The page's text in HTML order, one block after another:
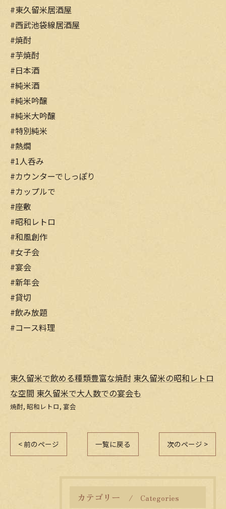
#東久留米居酒屋
#西武池袋線居酒屋
#焼酎
#芋焼酎
#日本酒
#純米酒
#純米吟醸
#純米大吟醸
#特別純米
#熱燗
#1人呑み
#カウンターでしっぽり
#カップルで
#座敷
#昭和レトロ
#和風創作
#女子会
#宴会
#新年会
#貸切
#飲み放題
#コース料理
東久留米で飲める種類豊富な焼酎 東久留米の昭和レトロ
な空間 東久留米で大人数での宴会も
焼酎 昭和レトロ 宴会
< 前のページ 一覧に戻る 次のページ >
カテゴリー Categories